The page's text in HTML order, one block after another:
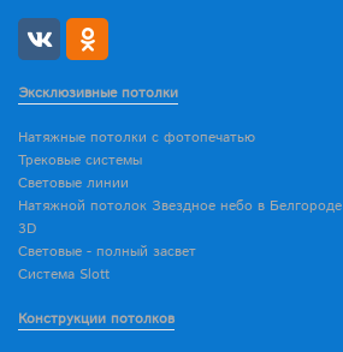
Эксклюзивные потолки
Натяжные потолки с фотопечатью
Трековые системы
Световые линии
Натяжной потолок Звездное небо в Белгороде
3D
Световые - полный засвет
Система Slott
Конструкции потолков